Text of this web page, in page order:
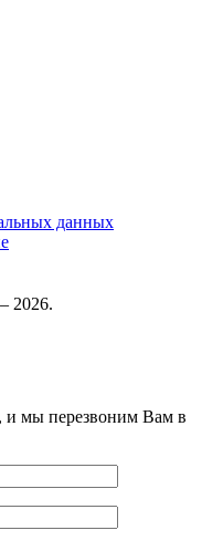
данных
2026.
и мы перезвоним Вам в